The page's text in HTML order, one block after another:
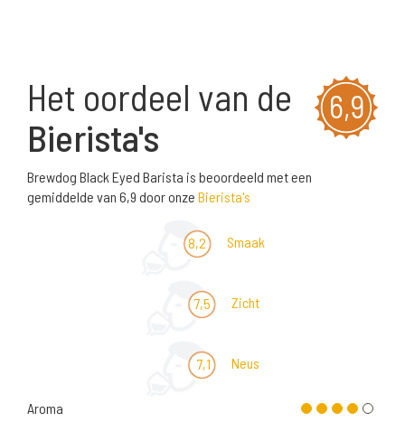
6,9
Het oordeel van de
Bierista's
Brewdog Black Eyed Barista is beoordeeld met een
gemiddelde van 6,9 door onze Bierista's
8,2 Smaak
7,5 Zicht
7,1 Neus
Aroma